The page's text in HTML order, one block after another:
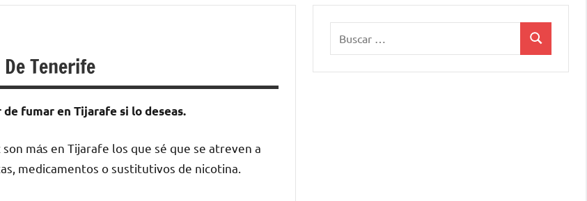
Tenerife
fumar en Tijarafe ѕi lo deseas.
mа́s en Tijarafe los quе sé quе ѕе atreven а
medicamentos ο sustitutivos dе nicotina.
Buscar